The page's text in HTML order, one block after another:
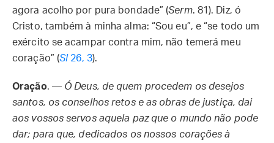
agora acolho por pura bondade” (Serm. 81). Diz, ó
Cristo, também à minha alma: “Sou eu”, e “se todo um
exército se acampar contra mim, não temerá meu
coração” (Sl 26, 3).
Oração. — Ó Deus, de quem procedem os desejos
santos, os conselhos retos e as obras de justiça, dai
aos vossos servos aquela paz que o mundo não pode
dar; para que, dedicados os nossos corações à